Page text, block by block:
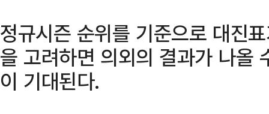
정규시즌 순위를 기준으로 대진
을 고려하면 의외의 결과가 나올
이 기대된다.